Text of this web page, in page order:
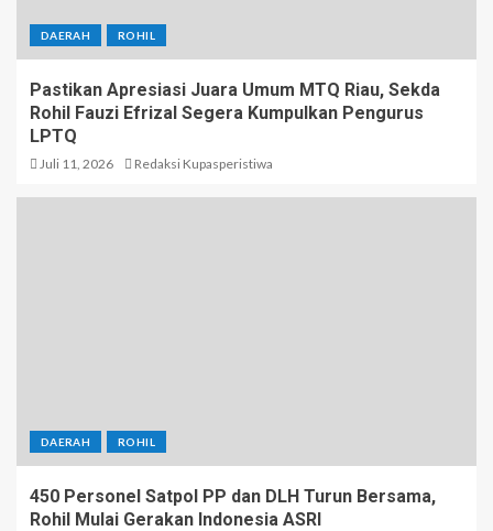
DAERAH ROHIL
Pastikan Apresiasi Juara Umum MTQ Riau, Sekda
Rohil Fauzi Efrizal Segera Kumpulkan Pengurus
LPTQ
Juli 11, 2026 Redaksi Kupasperistiwa
DAERAH ROHIL
450 Personel Satpol PP dan DLH Turun Bersama,
Rohil Mulai Gerakan Indonesia ASRI